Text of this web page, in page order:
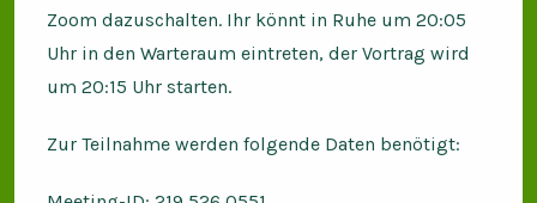
Zoom dazuschalten. Ihr könnt in Ruhe um 20:05
Uhr in den Warteraum eintreten, der Vortrag wird
um 20:15 Uhr starten.
Zur Teilnahme werden folgende Daten benötigt: